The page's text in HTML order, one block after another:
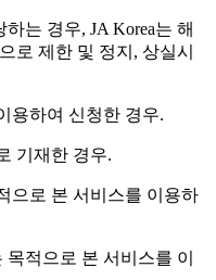
는 경우, JA Korea는 해
로 제한 및 정지, 상실시
용하여 신청한 경우.
기재한 경우.
으로 본 서비스를 이용하
적으로 본 서비스를 이